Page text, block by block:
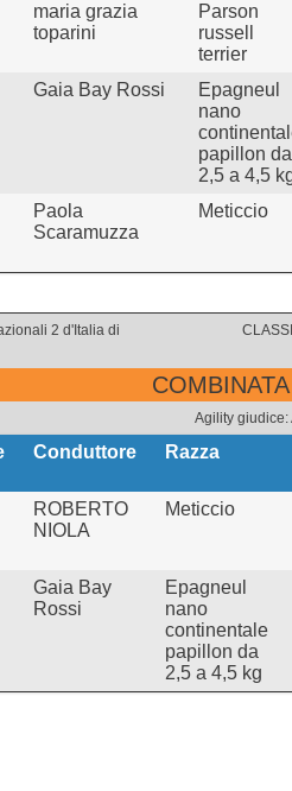
maria grazia
toparini
Parson
russell
terrier
Gaia Bay Rossi
Epagneul
nano
papillon da
2,5 a 4,5
Paola
Scaramuzza
Meticcio
2 d'Italia di
Agility giudice:
Conduttore Razza
ROBERTO
NIOLA
Meticcio
Gaia Bay
Rossi
Epagneul
nano
continentale
papillon da
2,5 a 4,5 kg